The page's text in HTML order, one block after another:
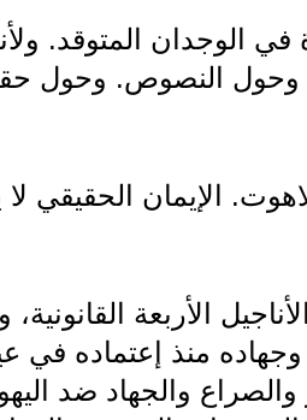
الوجدان المتوقد.
وحول النصوص. وحول
الإيمان الحقيقي لا
الأربعة
منذ إعتماده في
والجهاد ضد